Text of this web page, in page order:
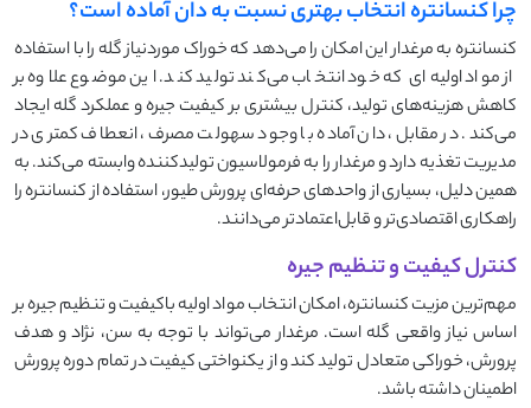
چرا کنسانتره انتخاب بهتری نسبت به دان آماده است؟
کنسانتره به مرغدار این امکان را می‌دهد که خوراک موردنیاز گله را با استفاده
از مواد اولیه‌ای که خود انتخاب می‌کند تولید کند. این موضوع علاوه بر
کاهش هزینه‌های تولید، کنترل بیشتری بر کیفیت جیره و عملکرد گله ایجاد
می‌کند. در مقابل، دان آماده با وجود سهولت مصرف، انعطاف کمتری در
مدیریت تغذیه دارد و مرغدار را به فرمولاسیون تولیدکننده وابسته می‌کند. به
همین دلیل، بسیاری از واحدهای حرفه‌ای پرورش طیور، استفاده از کنسانتره را
راهکاری اقتصادی‌تر و قابل‌اعتمادتر می‌دانند.
کنترل کیفیت و تنظیم جیره
مهم‌ترین مزیت کنسانتره، امکان انتخاب مواد اولیه باکیفیت و تنظیم جیره بر
اساس نیاز واقعی گله است. مرغدار می‌تواند با توجه به سن، نژاد و هدف
پرورش، خوراکی متعادل تولید کند و از یکنواختی کیفیت در تمام دوره پرورش
اطمینان داشته باشد.